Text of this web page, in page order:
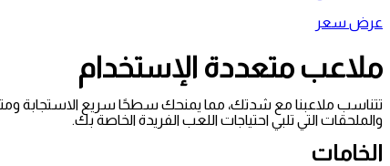
عرض سعر
ملاعب متعددة الإستخدام
تتناسب ملاعبنا مع شدتك، مما يمنحك سطحًا سريع الاستجابة
والملحقات التي تلبي احتياجات اللعب الفريدة الخاصة بك.
الخامات